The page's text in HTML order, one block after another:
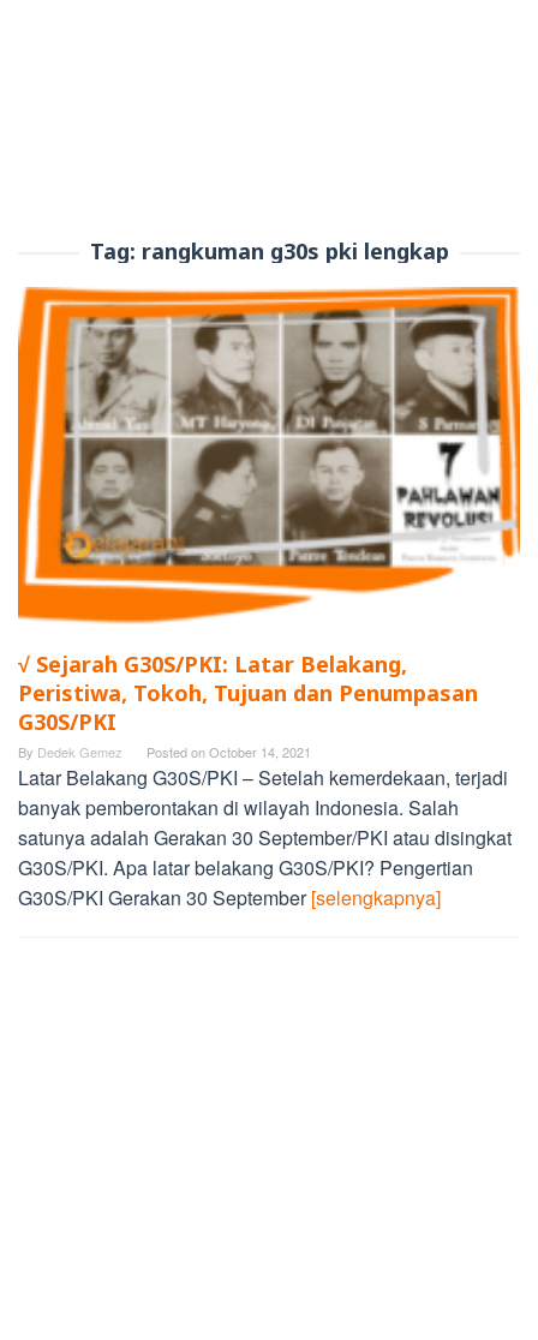
Tag: rangkuman g30s pki lengkap
√ Sejarah G30S/PKI: Latar Belakang,
Peristiwa, Tokoh, Tujuan dan Penumpasan
G30S/PKI
By Dedek Gemez Posted onOctober 14, 2021
Latar Belakang G30S/PKI – Setelah kemerdekaan, terjadi
banyak pemberontakan di wilayah Indonesia. Salah
satunya adalah Gerakan 30 September/PKI atau disingkat
G30S/PKI. Apa latar belakang G30S/PKI? Pengertian
G30S/PKI Gerakan 30 September[selengkapnya]